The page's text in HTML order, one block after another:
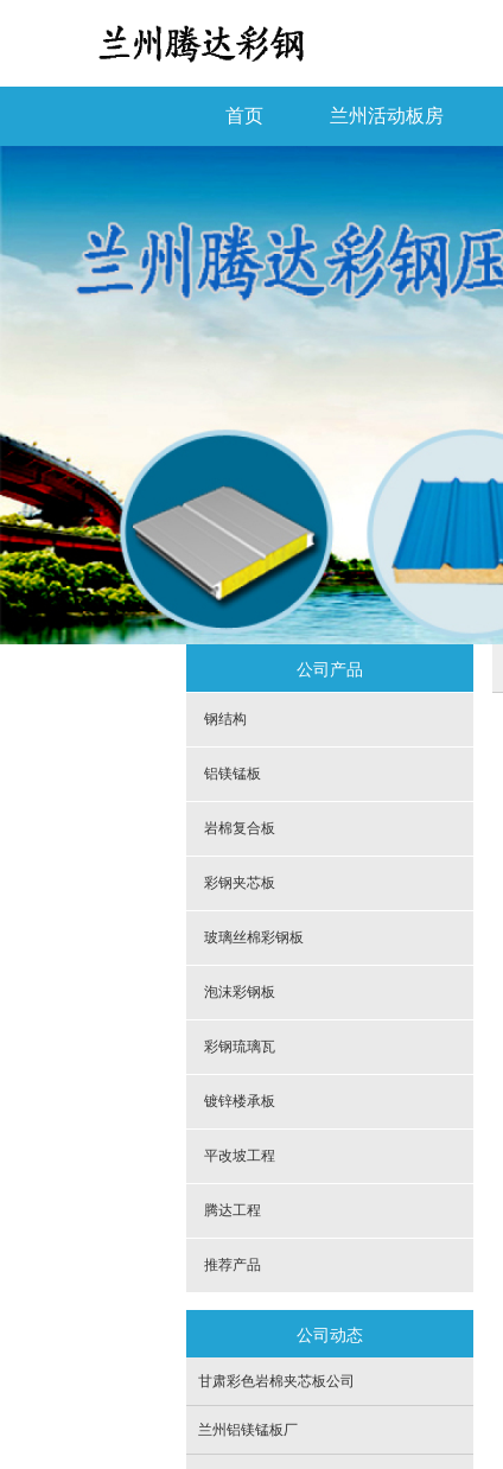
首页 兰州活动板房
公司产品
钢结构
铝镁锰板
岩棉复合板
彩钢夹芯板
玻璃丝棉彩钢板
泡沫彩钢板
彩钢琉璃瓦
镀锌楼承板
平改坡工程
腾达工程
推荐产品
公司动态
甘肃彩色岩棉夹芯板公司
兰州铝镁锰板厂